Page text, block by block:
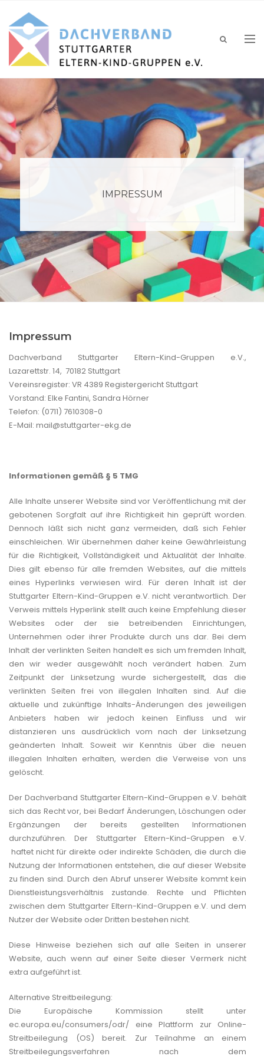
IMPRESSUM
Impressum
Dachverband Stuttgarter Eltern-Kind-Gruppen e.V.,
Lazarettstr. 14, 70182 Stuttgart
Vereinsregister: VR 4389 Registergericht Stuttgart
Vorstand: Elke Fantini, Sandra Hörner
Telefon: (0711) 7610308-0
E-Mail: mail@stuttgarter-ekg.de
Informationen gemäß § 5 TMG
Alle Inhalte unserer Website sind vor Veröffentlichung mit der
gebotenen Sorgfalt auf ihre Richtigkeit hin geprüft worden.
Dennoch läßt sich nicht ganz vermeiden, daß sich Fehler
einschleichen. Wir übernehmen daher keine Gewährleistung
für die Richtigkeit, Vollständigkeit und Aktualität der Inhalte.
Dies gilt ebenso für alle fremden Websites, auf die mittels
eines Hyperlinks verwiesen wird. Für deren Inhalt ist der
Stuttgarter Eltern-Kind-Gruppen e.V. nicht verantwortlich. Der
Verweis mittels Hyperlink stellt auch keine Empfehlung dieser
Websites oder der sie betreibenden Einrichtungen,
Unternehmen oder ihrer Produkte durch uns dar. Bei dem
Inhalt der verlinkten Seiten handelt es sich um fremden Inhalt,
den wir weder ausgewählt noch verändert haben. Zum
Zeitpunkt der Linksetzung wurde sichergestellt, das die
verlinkten Seiten frei von illegalen Inhalten sind. Auf die
aktuelle und zukünftige Inhalts-Änderungen des jeweiligen
Anbieters haben wir jedoch keinen Einfluss und wir
distanzieren uns ausdrücklich vom nach der Linksetzung
geänderten Inhalt. Soweit wir Kenntnis über die neuen
illegalen Inhalten erhalten, werden die Verweise von uns
gelöscht.
Der Dachverband Stuttgarter Eltern-Kind-Gruppen e.V. behält
sich das Recht vor, bei Bedarf Änderungen, Löschungen oder
Ergänzungen der bereits gestellten Informationen
durchzuführen. Der Stuttgarter Eltern-Kind-Gruppen e.V.
haftet nicht für direkte oder indirekte Schäden, die durch die
Nutzung der Informationen entstehen, die auf dieser Website
zu finden sind. Durch den Abruf unserer Website kommt kein
Dienstleistungsverhältnis zustande. Rechte und Pflichten
zwischen dem Stuttgarter Eltern-Kind-Gruppen e.V. und dem
Nutzer der Website oder Dritten bestehen nicht.
Diese Hinweise beziehen sich auf alle Seiten in unserer
Website, auch wenn auf einer Seite dieser Vermerk nicht
extra aufgeführt ist.
Alternative Streitbeilegung:
Die Europäische Kommission stellt unter
ec.europa.eu/consumers/odr/ eine Plattform zur Online-
Streitbeilegung (OS) bereit. Zur Teilnahme an einem
Streitbeilegungsverfahren nach dem